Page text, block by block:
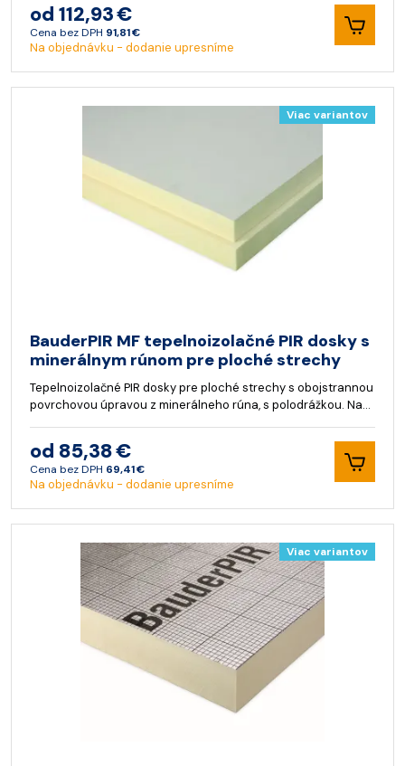
od 112,93 €
Cena bez DPH 91,81 €
Na objednávku - dodanie upresníme
Viac variantov
BauderPIR MF tepelnoizolačné PIR dosky s
minerálnym rúnom pre ploché strechy
Tepelnoizolačné PIR dosky pre ploché strechy s obojstrannou
povrchovou úpravou z minerálneho rúna, s polodrážkou. Na…
od 85,38 €
Cena bez DPH 69,41 €
Na objednávku - dodanie upresníme
Viac variantov